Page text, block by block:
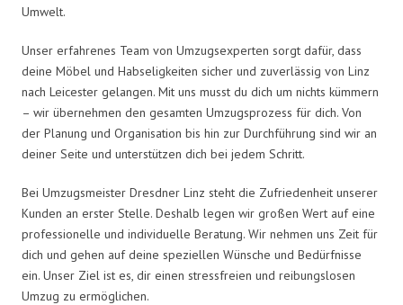
Umwelt.
Unser erfahrenes Team von Umzugsexperten sorgt dafür, dass
deine Möbel und Habseligkeiten sicher und zuverlässig von Linz
nach Leicester gelangen. Mit uns musst du dich um nichts kümmern
– wir übernehmen den gesamten Umzugsprozess für dich. Von
der Planung und Organisation bis hin zur Durchführung sind wir an
deiner Seite und unterstützen dich bei jedem Schritt.
Bei Umzugsmeister Dresdner Linz steht die Zufriedenheit unserer
Kunden an erster Stelle. Deshalb legen wir großen Wert auf eine
professionelle und individuelle Beratung. Wir nehmen uns Zeit für
dich und gehen auf deine speziellen Wünsche und Bedürfnisse
ein. Unser Ziel ist es, dir einen stressfreien und reibungslosen
Umzug zu ermöglichen.